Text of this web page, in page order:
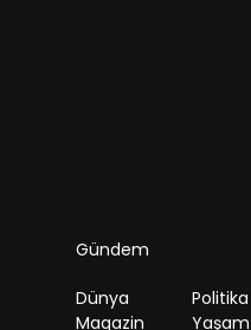
Gündem
Dünya
Politika
Magazin
Yaşam